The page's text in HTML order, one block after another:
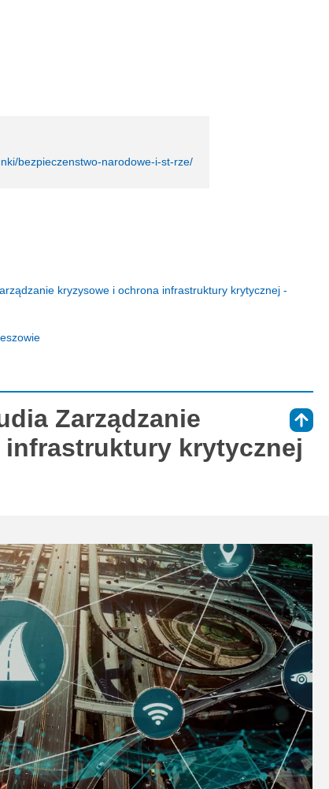
bezpieczenstwo-narodowe-i-st-rze/
kryzysowe i ochrona infrastruktury krytycznej -
Zarządzanie
krytycznej